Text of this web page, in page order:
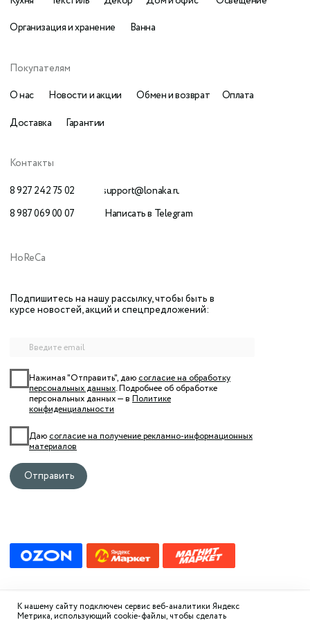
К нашему сайту подключен сервис веб-аналитики Яндекс
Метрика, использующий cookie-файлы, чтобы сделать
Разработка
Наверх
Публичная оферта